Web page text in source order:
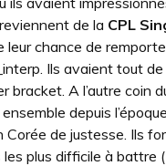
de la CPL
leur chance de
Ils avaient tout
bracket. A l’autre coin
depuis
Corée de justesse. Ils
les plus difficile à